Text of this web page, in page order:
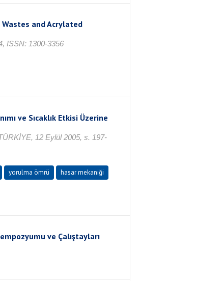
and Acrylated
ISSN: 1300-3356
ve Sıcaklık Etkisi Üzerine
12 Eylül 2005, s. 197-
yorulma ömrü
hasar mekaniği
ve Çalıştayları